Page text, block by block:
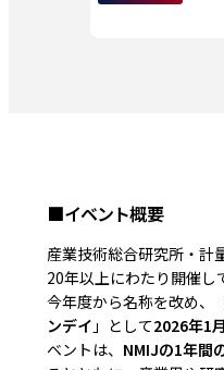
■イベント概要
産業技術総合研究所・計
20年以上にわたり開催し
今年度から名称を改め、
ンデイ 」として2026年1
ベントは、 NMIJの1年間